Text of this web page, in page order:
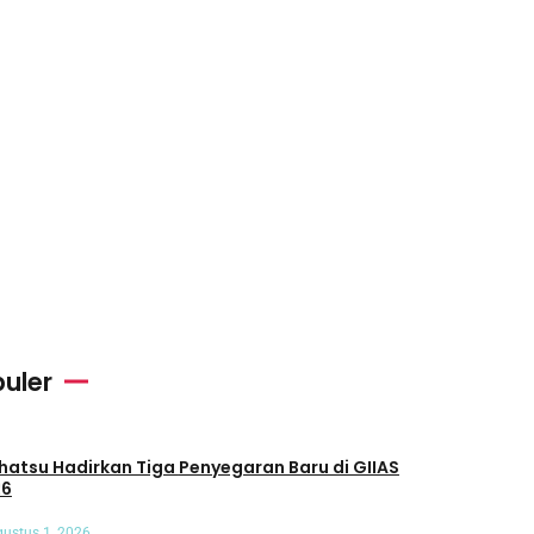
Hadirkan Tiga Penyegaran Baru di GIIAS